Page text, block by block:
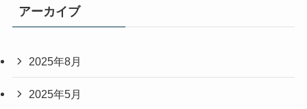
アーカイブ
2025年8月
2025年5月